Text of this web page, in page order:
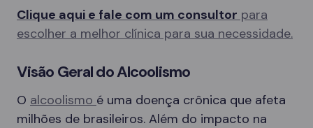
Clique aqui e fale com um consultor para
escolher a melhor clínica para sua necessidade.
Visão Geral do Alcoolismo
O alcoolismo é uma doença crônica que afeta
milhões de brasileiros. Além do impacto na